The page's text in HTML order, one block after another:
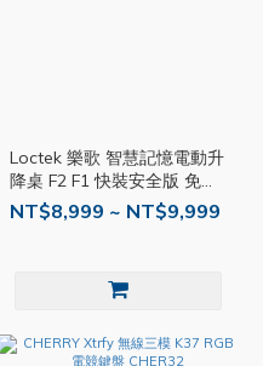
Loctek 樂歌 智慧記憶電動升
降桌 F2 F1 快裝安全版 免費
安裝 Ltk02 Ltk01
NT$8,999 ~ NT$9,999